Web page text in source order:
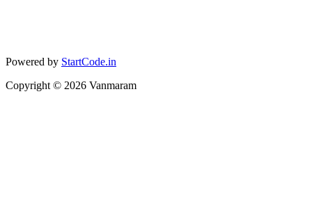
Powered by StartCode.in
Copyright © 2026 Vanmaram